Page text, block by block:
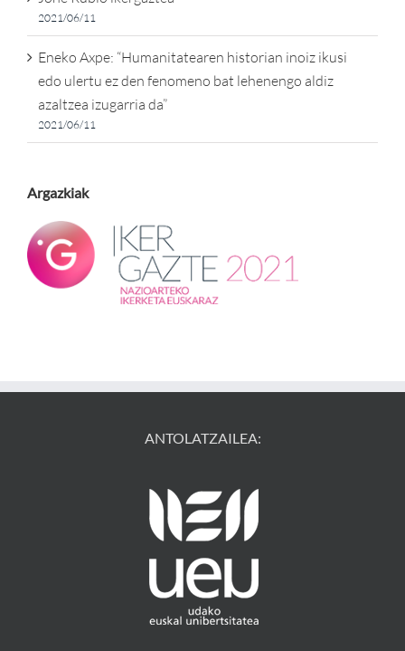
2021/06/11
Eneko Axpe: “Humanitatearen historian inoiz ikusi
edo ulertu ez den fenomeno bat lehenengo aldiz
azaltzea izugarria da”
2021/06/11
Argazkiak
ANTOLATZAILEA: